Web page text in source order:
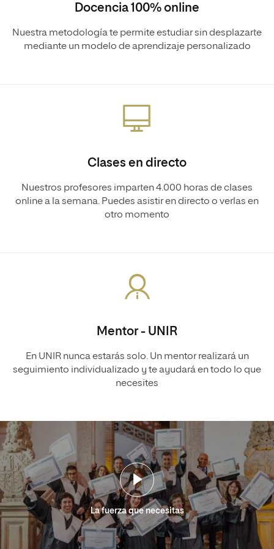
Docencia 100% online
Nuestra metodología te permite estudiar sin desplazarte
mediante un modelo de aprendizaje personalizado
Clases en directo
Nuestros profesores imparten 4.000 horas de clases
online a la semana. Puedes asistir en directo o verlas en
otro momento
Mentor - UNIR
En UNIR nunca estarás solo. Un mentor realizará un
seguimiento individualizado y te ayudará en todo lo que
necesites
La fuerza que necesitas